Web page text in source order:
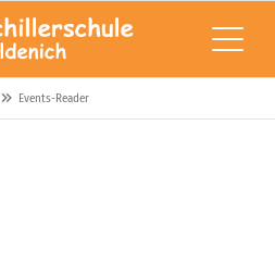
Events-Reader